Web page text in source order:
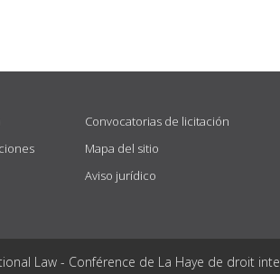
Convocatorias de licitación
Mapa del sitio
Aviso jurídico
Law - Conférence de La Haye de droit